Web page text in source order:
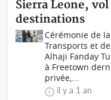
Sierra Leone,
destinations
Cérémonie de
Transports et
Alhaji Fanday
à Freetown
privée,...
il y a 1 an